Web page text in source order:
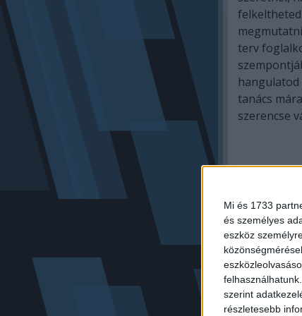
Mi és 1733
és személyes
eszköz
szerint
részletesebb
terv
tanács
szerencse